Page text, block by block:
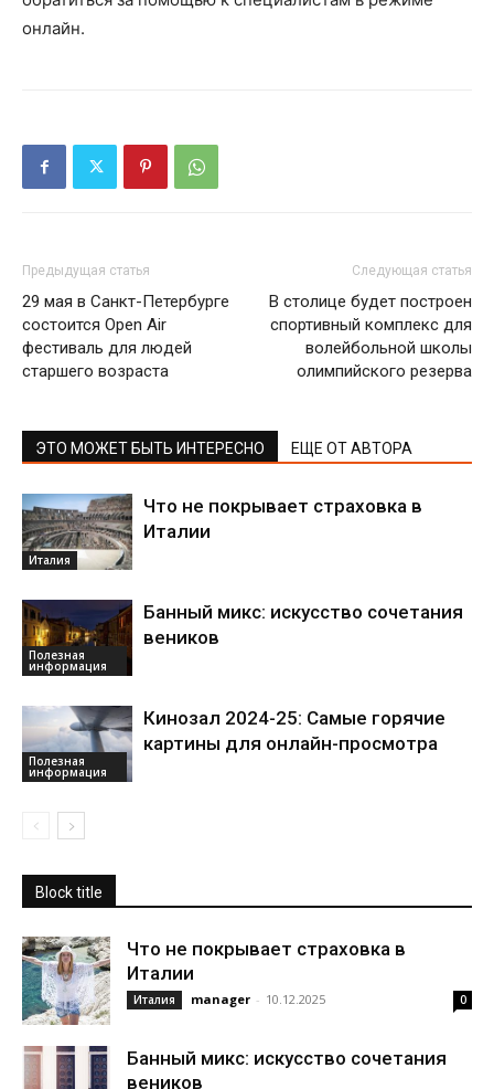
онлайн.
Предыдущая статья
29 мая в Санкт-Петербурге
состоится Open Air
фестиваль для людей
старшего возраста
Следующая статья
В столице будет построен
спортивный комплекс для
волейбольной школы
олимпийского резерва
ЭТО МОЖЕТ БЫТЬ ИНТЕРЕСНО ЕЩЕ ОТ АВТОРА
Италия
Что не покрывает страховка в
Италии
Полезная
информация
Банный микс: искусство сочетания
веников
Полезная
информация
Кинозал 2024-25: Самые горячие
картины для онлайн-просмотра
Block title
Что не покрывает страховка в
Италии
Италия manager - 10.12.2025 0
Банный микс: искусство сочетания
веников